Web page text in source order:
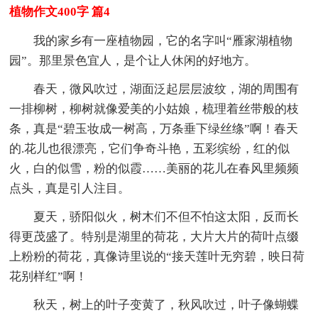
植物作文400字 篇4
我的家乡有一座植物园，它的名字叫“雁家湖植物
园”。那里景色宜人，是个让人休闲的好地方。
春天，微风吹过，湖面泛起层层波纹，湖的周围有
一排柳树，柳树就像爱美的小姑娘，梳理着丝带般的枝
条，真是“碧玉妆成一树高，万条垂下绿丝绦”啊！春天
的.花儿也很漂亮，它们争奇斗艳，五彩缤纷，红的似
火，白的似雪，粉的似霞……美丽的花儿在春风里频频
点头，真是引人注目。
夏天，骄阳似火，树木们不但不怕这太阳，反而长
得更茂盛了。特别是湖里的荷花，大片大片的荷叶点缀
上粉粉的荷花，真像诗里说的“接天莲叶无穷碧，映日荷
花别样红”啊！
秋天，树上的叶子变黄了，秋风吹过，叶子像蝴蝶